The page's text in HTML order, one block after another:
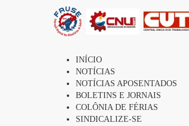
INÍCIO
NOTÍCIAS
NOTÍCIAS APOSENTADOS
BOLETINS E JORNAIS
COLÔNIA DE FÉRIAS
SINDICALIZE-SE